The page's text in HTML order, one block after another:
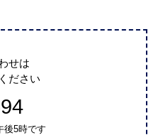
せは
ださい
後5時です